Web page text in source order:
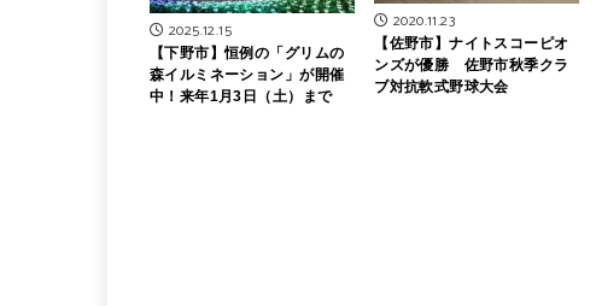
2025.12.15
【下野市】恒例の「グリムの
森イルミネーション」が開催
中！来年1月3日（土）まで
2020.11.23
【佐野市】ナイトスコーピオ
ンズが優勝 佐野市秋季クラ
ブ対抗軟式野球大会